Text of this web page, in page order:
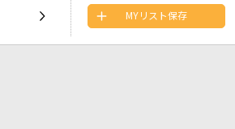
MYリスト保存